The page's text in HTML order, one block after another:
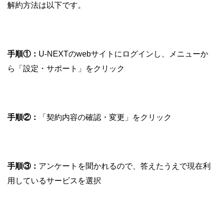
解約方法は以下です。
手順①： U-NEXTのwebサイトにログインし、メニューか
ら「設定・サポート」をクリック
手順②： 「契約内容の確認・変更」をクリック
手順③： アンケートを聞かれるので、答えたうえで現在利
用しているサービスを選択